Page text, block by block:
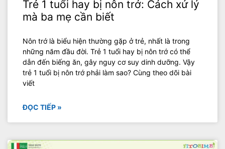
Trẻ 1 tuổi hay bị nôn trớ: Cách xử lý
mà ba mẹ cần biết
Nôn trớ là biểu hiện thường gặp ở trẻ, nhất là trong
những năm đầu đời. Trẻ 1 tuổi hay bị nôn trớ có thể
dẫn đến biếng ăn, gây nguy cơ suy dinh dưỡng. Vậy
trẻ 1 tuổi bị nôn trớ phải làm sao? Cùng theo dõi bài
viết
ĐỌC TIẾP »